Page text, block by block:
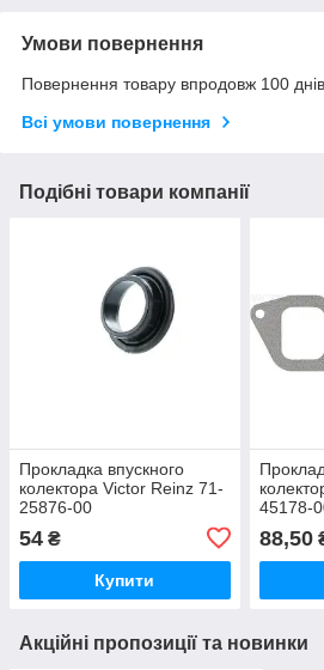
Умови повернення
Повернення товару впродовж 100
Всі умови повернення
Подібні товари компанії
Прокладка впускного
колектора Victor Reinz 71-
25876-00
54 ₴
Купити
45178-
88,50
Акційні пропозиції та новинки